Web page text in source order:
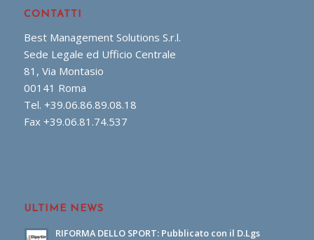
CONTATTI
Best Management Solutions S.r.l.
Sede Legale ed Ufficio Centrale
81, Via Montasio
00141 Roma
Tel. +39.06.86.89.08.18
Fax +39.06.81.74.537
ULTIME NEWS
RIFORMA DELLO SPORT: Pubblicato con il D.Lgs